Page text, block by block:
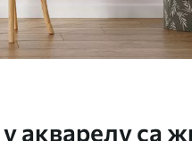
акварелу са